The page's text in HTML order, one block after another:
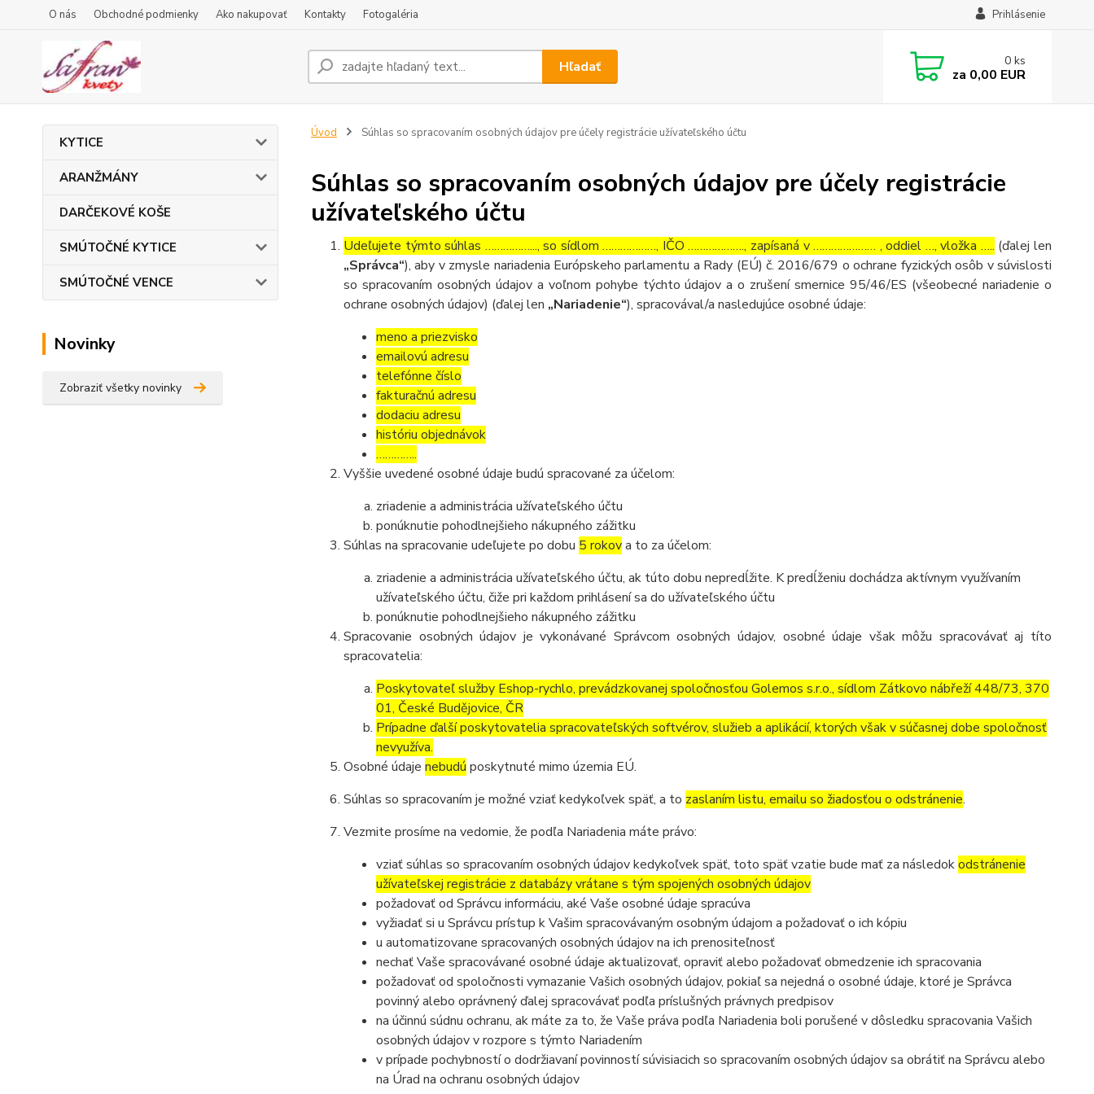
O nás Obchodné podmienky Ako nakupovať Kontakty Fotogaléria Prihlásenie
Hľadať 0 ks
za 0,00 EUR
KYTICE
ARANŽMÁNY
DARČEKOVÉ KOŠE
SMÚTOČNÉ KYTICE
SMÚTOČNÉ VENCE
Novinky
Zobraziť všetky novinky
Úvod Súhlas so spracovaním osobných údajov pre účely registrácie užívateľského účtu
Súhlas so spracovaním osobných údajov pre účely registrácie
užívateľského účtu
Udeľujete týmto súhlas ……………..., so sídlom ………………, IČO ………………., zapísaná v ………………… , oddiel …, vložka ….. (ďalej len
„Správca“), aby v zmysle nariadenia Európskeho parlamentu a Rady (EÚ) č. 2016/679 o ochrane fyzických osôb v súvislosti
so spracovaním osobných údajov a voľnom pohybe týchto údajov a o zrušení smernice 95/46/ES (všeobecné nariadenie o
ochrane osobných údajov) (ďalej len „Nariadenie“), spracovával/a nasledujúce osobné údaje:
meno a priezvisko
emailovú adresu
telefónne číslo
fakturačnú adresu
dodaciu adresu
históriu objednávok
…………..
Vyššie uvedené osobné údaje budú spracované za účelom:
zriadenie a administrácia užívateľského účtu
ponúknutie pohodlnejšieho nákupného zážitku
Súhlas na spracovanie udeľujete po dobu 5 rokova to za účelom:
zriadenie a administrácia užívateľského účtu, ak túto dobu nepredĺžite. K predĺženiu dochádza aktívnym využívaním
užívateľského účtu, čiže pri každom prihlásení sa do užívateľského účtu
ponúknutie pohodlnejšieho nákupného zážitku
Spracovanie osobných údajov je vykonávané Správcom osobných údajov, osobné údaje však môžu spracovávať aj títo
spracovatelia:
Poskytovateľ služby Eshop-rychlo, prevádzkovanej spoločnosťou Golemos s.r.o., sídlom Zátkovo nábřeží 448/73, 370
01, České Budějovice, ČR
Prípadne ďalší poskytovatelia spracovateľských softvérov, služieb a aplikácií, ktorých však v súčasnej dobe spoločnosť
nevyužíva.
Osobné údaje nebudú poskytnuté mimo územia EÚ.
Súhlas so spracovaním je možné vziať kedykoľvek späť, a to zaslaním listu, emailu so žiadosťou o odstránenie.
Vezmite prosíme na vedomie, že podľa Nariadenia máte právo:
vziať súhlas so spracovaním osobných údajov kedykoľvek späť, toto späť vzatie bude mať za následokodstránenie
užívateľskej registrácie z databázy vrátane s tým spojených osobných údajov
požadovať od Správcu informáciu, aké Vaše osobné údaje spracúva
vyžiadať si u Správcu prístup k Vašim spracovávaným osobným údajom a požadovať o ich kópiu
u automatizovane spracovaných osobných údajov na ich prenositeľnosť
nechať Vaše spracovávané osobné údaje aktualizovať, opraviť alebo požadovať obmedzenie ich spracovania
požadovať od spoločnosti vymazanie Vašich osobných údajov, pokiaľ sa nejedná o osobné údaje, ktoré je Správca
povinný alebo oprávnený ďalej spracovávať podľa príslušných právnych predpisov
na účinnú súdnu ochranu, ak máte za to, že Vaše práva podľa Nariadenia boli porušené v dôsledku spracovania Vašich
osobných údajov v rozpore s týmto Nariadením
v prípade pochybností o dodržiavaní povinností súvisiacich so spracovaním osobných údajov sa obrátiť na Správcu alebo
na Úrad na ochranu osobných údajov